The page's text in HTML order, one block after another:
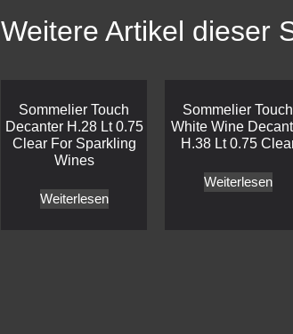
Weitere Artikel dieser
Sommelier Touch
Decanter H.28 Lt 0.75
Clear For Sparkling
Wines
Weiterlesen
Sommelier Touch
White Wine
H.38 Lt 0.75
Weiterlesen